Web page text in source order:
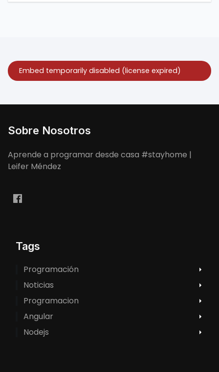
Sobre Nosotros
Aprende a programar desde casa #stayhome |
Leifer Méndez
Tags
Programación
Noticias
Programacion
Angular
Nodejs